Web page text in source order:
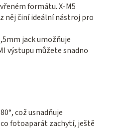
formátu. X-M5
něj činí ideální nástroj pro
jack umožňuje
výstupu můžete snadno
což usnadňuje
fotoaparát zachytí, ještě